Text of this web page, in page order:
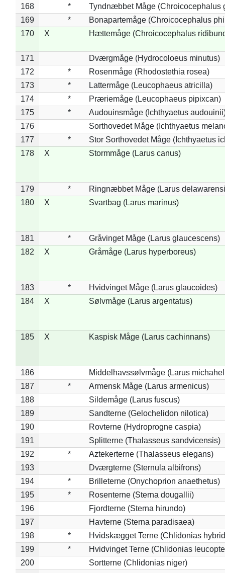
168 *
Tyndnæbbet Måge (Chroicocephalus
169
*
Bonapartemåge (Chroicocephalus
170
X Hættemåge (Chroicocephalus
171
Dværgmåge (Hydrocoloeus minutus)
172
*
Rosenmåge (Rhodostethia rosea)
173
*
Lattermåge (Leucophaeus atricilla)
174
*
Præriemåge (Leucophaeus pipixcan)
175
*
Audouinsmåge (Ichthyaetus
176
Sorthovedet Måge (Ichthyaetus
177
*
Stor Sorthovedet Måge (Ichthyaetus
178
X Stormmåge (Larus canus)
179 *
Ringnæbbet Måge (Larus
180
X Svartbag (Larus marinus)
181 *
Gråvinget Måge (Larus glaucescens)
182
X Gråmåge (Larus hyperboreus)
183 *
Hvidvinget Måge (Larus glaucoides)
184
X Sølvmåge (Larus argentatus)
185 X Kaspisk Måge (Larus cachinnans)
186
Middelhavssølvmåge (Larus
187
*
Armensk Måge (Larus armenicus)
188
Sildemåge (Larus fuscus)
189
Sandterne (Gelochelidon nilotica)
190
Rovterne (Hydroprogne caspia)
191
Splitterne (Thalasseus sandvicensis)
192
*
Aztekerterne (Thalasseus elegans)
193
Dværgterne (Sternula albifrons)
194
*
Brilleterne (Onychoprion anaethetus)
195
*
Rosenterne (Sterna dougallii)
196
Fjordterne (Sterna hirundo)
197
Havterne (Sterna paradisaea)
198
*
Hvidskægget Terne (Chlidonias
199
*
Hvidvinget Terne (Chlidonias
200
Sortterne (Chlidonias niger)